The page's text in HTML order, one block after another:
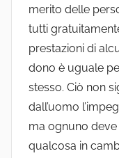
merito delle
tutti
prestazioni di
dono è uguale
stesso. Ciò non
dall’uomo
ma ognuno
qualcosa in